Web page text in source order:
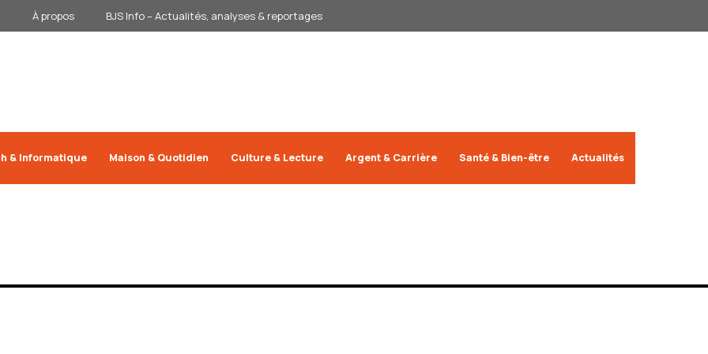
À propos BJS Info – Actualités, analyses & reportages
& Informatique Maison & Quotidien Culture & Lecture Argent & Carrière Santé & Bien-être Actualités